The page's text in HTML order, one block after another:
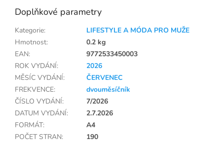
Doplňkové parametry
Kategorie:
LIFESTYLE A MÓDA PRO MUŽE
Hmotnost:
0.2 kg
EAN:
9772533450003
ROK VYDÁNÍ:
2026
MĚSÍC VYDÁNÍ:
ČERVENEC
FREKVENCE:
dvouměsíčník
ČÍSLO VYDÁNÍ:
7/2026
DATUM VYDÁNÍ:
2.7.2026
FORMÁT:
A4
POČET STRAN:
190